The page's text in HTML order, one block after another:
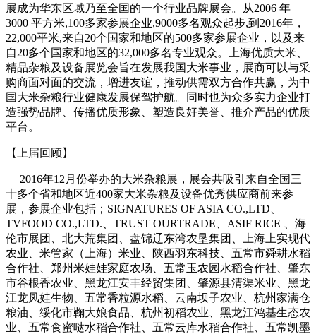
展成为华东区域乃至全国的一个行业品牌展会。从2006 年
3000 平方米,100多家参展企业,9000多名观众起步,到2016年，
22,000平米,来自20个国家和地区的500多家参展企业，以及来
自20多个国家和地区的32,000多名专业观众。上海优质大米、
精品杂粮及设备展览会旨在发展我国大米事业，展商可以与采
购商面对面的交流，增进友谊，推动供需双方合作共赢，为中
国大米杂粮行业健康发展保驾护航。同时也为众多实力企业打
造强势品牌、传播优质形象、塑造良好美誉、推介产品的优质
平台。
【上届回顾】
2016年12月份举办的大米杂粮展，展会共吸引来自全国三
十多个省和地区近400家大米杂粮及设备优秀供应商前来参
展，参展企业包括；SIGNATURES OF ASIA CO.,LTD、
TVFOOD CO.,LTD.、TRUST OURTRADE、ASIF RICE 、海
伦市展团、北大荒集团、盘锦辽东湾农垦集团、上海上实现代
农业、米管家（上海）米业、陕西羽东科技、五常市舜耕水稻
合作社、郑州米娃娃家庭农场、五常玉农园水稻合作社、肇东
市谷根香农业、黑龙江安丰经贸集团、肇源县清渠米业、黑龙
江龙凤娃生物、五常香粒源水稻、云南坝子农业、杭州家满仓
粮油、绥化市鞠大娘食品、杭州初稻农业、黑龙江鸿基生态农
业、五常食蜜哒水稻合作社、五常云库水稻合作社、五常凯墨